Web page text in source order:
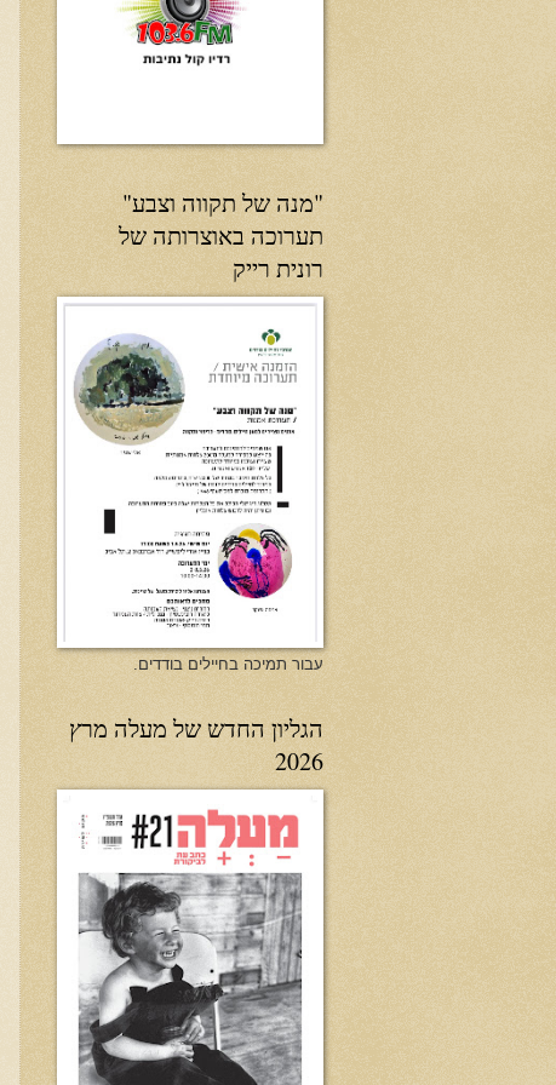
"מנה של תקווה וצבע"
תערוכה באוצרותה של
רונית רייק
עבור תמיכה בחיילים בודדים.
הגליון החדש של מעלה מרץ
2026